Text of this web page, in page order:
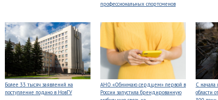
профессиональных спортсменов
Более 33 тысяч заявлений на
поступление подано в НовГУ
АНО «Обнимаю сердцем» первой в
России запустила брендированную
С начала
области